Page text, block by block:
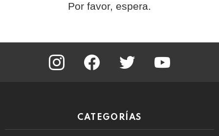
Por favor, espera.
instagram facebook twitter
CATEGORÍAS